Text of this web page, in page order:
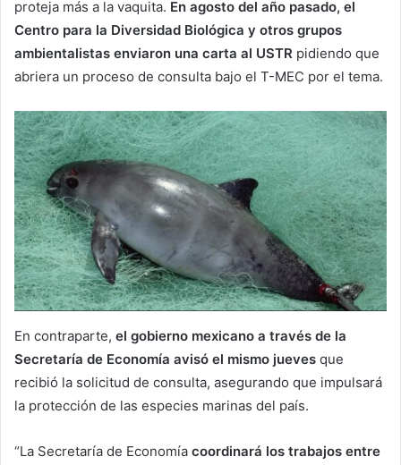
proteja más a la vaquita. En agosto del año pasado, el
Centro para la Diversidad Biológica y otros grupos
ambientalistas enviaron una carta al USTR pidiendo que
abriera un proceso de consulta bajo el T-MEC por el tema.
En contraparte, el gobierno mexicano a través de la
Secretaría de Economía avisó el mismo jueves que
recibió la solicitud de consulta, asegurando que impulsará
la protección de las especies marinas del país.
“La Secretaría de Economía coordinará los trabajos entre